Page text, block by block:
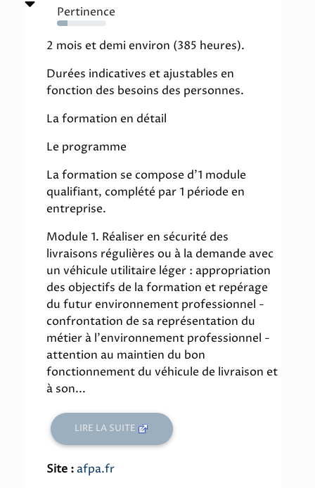
Pertinence
21%
2 mois et demi environ (385 heures).
Durées indicatives et ajustables en
fonction des besoins des personnes.
La formation en détail
Le programme
La formation se compose d'1 module
qualifiant, complété par 1 période en
entreprise.
Module 1. Réaliser en sécurité des
livraisons régulières ou à la demande avec
un véhicule utilitaire léger : appropriation
des objectifs de la formation et repérage
du futur environnement professionnel -
confrontation de sa représentation du
métier à l'environnement professionnel -
attention au maintien du bon
fonctionnement du véhicule de livraison et
à son...
LIRE LA SUITE
Site : afpa.fr